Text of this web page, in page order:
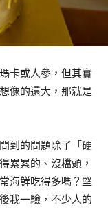
卡或人參，但其實
像的還大，那就是
到的問題除了「硬
累累的、沒檔頭，
海鮮吃得多嗎？堅
我一驗，不少人的